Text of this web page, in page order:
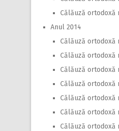
Călăuză ortodoxă
Anul 2014
Călăuză ortodoxă
Călăuză ortodoxă
Călăuză ortodoxă
Călăuză ortodoxă
Călăuză ortodoxă
Călăuză ortodoxă
Călăuză ortodoxă